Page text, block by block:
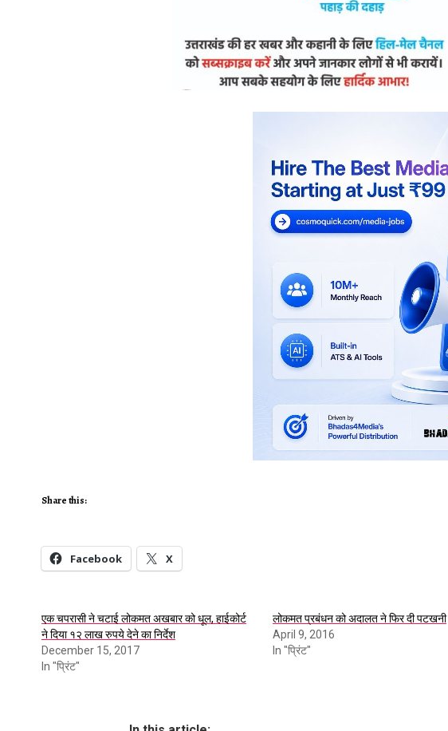
Share this:
Facebook X
एक चपरासी ने चटाई लोकमत अखबार को धूल, हाईकोर्ट
ने दिया १२ लाख रुपये देने का निर्देश
December 15, 2017
In "प्रिंट"
लोकमत प्रबंधन को अदालत ने फिर दी पटखनी
April 9, 2016
In "प्रिंट"